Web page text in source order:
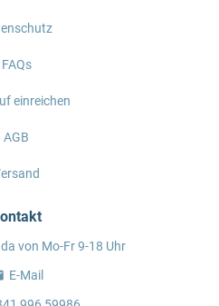
FAQs
einreichen
AGB
von Mo-Fr 9-18 Uhr
E-Mail